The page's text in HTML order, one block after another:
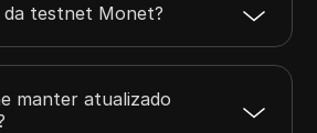
da testnet Monet?
manter atualizado